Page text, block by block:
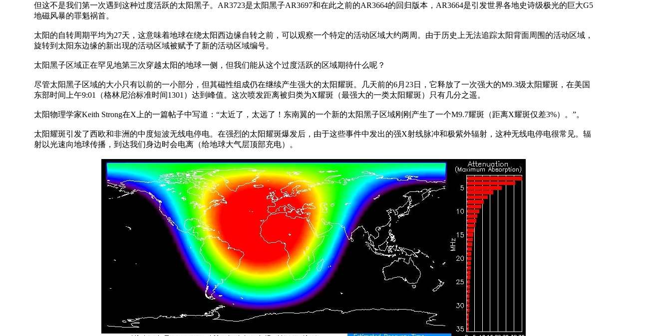
但这不是我们第一次遇到这种过度活跃的太阳黑子。AR3723是太阳黑子AR3697和在此之前的AR3664的回归版本，AR3664是引发世界各地史诗级极光的巨大G5
地磁风暴的罪魁祸首。
太阳的自转周期平均为27天，这意味着地球在绕太阳西边缘自转之前，可以观察一个特定的活动区域大约两周。由于历史上无法追踪太阳背面周围的活动区域，
旋转到太阳东边缘的新出现的活动区域被赋予了新的活动区域编号。
太阳黑子区域正在罕见地第三次穿越太阳的地球一侧，但我们能从这个过度活跃的区域期待什么呢？
尽管太阳黑子区域的大小只有以前的一小部分，但其磁性组成仍在继续产生强大的太阳耀斑。几天前的6月23日，它释放了一次强大的M9.3级太阳耀斑，在美国
东部时间上午9:01（格林尼治标准时间1301）达到峰值。这次喷发距离被归类为X耀斑（最强大的一类太阳耀斑）只有几分之遥。
太阳物理学家Keith Strong在X上的一篇帖子中写道：“太近了，太远了！东南翼的一个新的太阳黑子区域刚刚产生了一个M9.7耀斑（距离X耀斑仅差3%）。”。
太阳耀斑引发了西欧和非洲的中度短波无线电停电。在强烈的太阳耀斑爆发后，由于这些事件中发出的强X射线脉冲和极紫外辐射，这种无线电停电很常见。辐
射以光速向地球传播，到达我们身边时会电离（给地球大气层顶部充电）。